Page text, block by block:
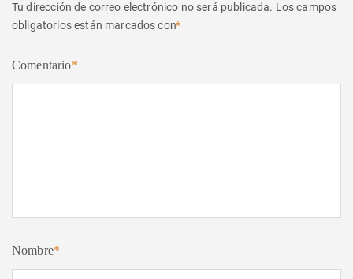
Tu dirección de correo electrónico no será publicada. Los campos
obligatorios están marcados con*
Comentario*
Nombre*